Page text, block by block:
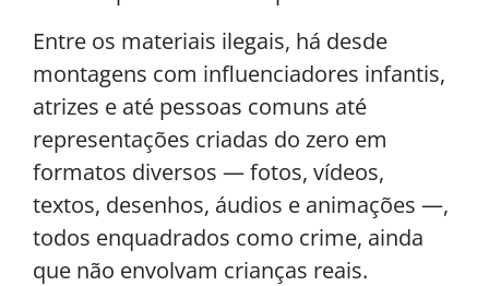
Entre os materiais ilegais, há desde
montagens com influenciadores infantis,
atrizes e até pessoas comuns até
representações criadas do zero em
formatos diversos — fotos, vídeos,
textos, desenhos, áudios e animações —,
todos enquadrados como crime, ainda
que não envolvam crianças reais.